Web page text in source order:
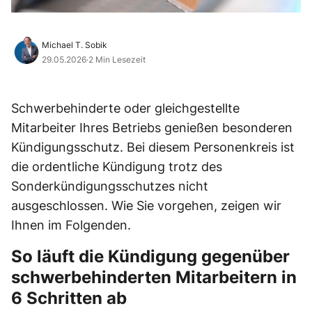
Michael T. Sobik
29.05.2026·2 Min Lesezeit
Schwerbehinderte oder gleichgestellte
Mitarbeiter Ihres Betriebs genießen besonderen
Kündigungsschutz. Bei diesem Personenkreis ist
die ordentliche Kündigung trotz des
Sonderkündigungsschutzes nicht
ausgeschlossen. Wie Sie vorgehen, zeigen wir
Ihnen im Folgenden.
So läuft die Kündigung gegenüber
schwerbehinderten Mitarbeitern in
6 Schritten ab